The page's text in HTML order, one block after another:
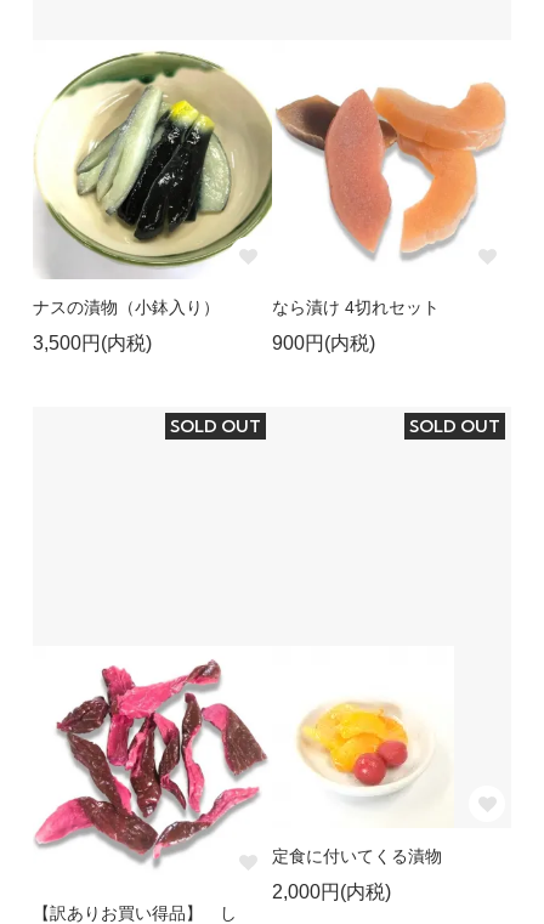
ナスの漬物（小鉢入り）
3,500円(内税)
なら漬け 4切れセット
900円(内税)
SOLD OUT
【訳ありお買い得品】 し
SOLD OUT
定食に付いてくる漬物
2,000円(内税)